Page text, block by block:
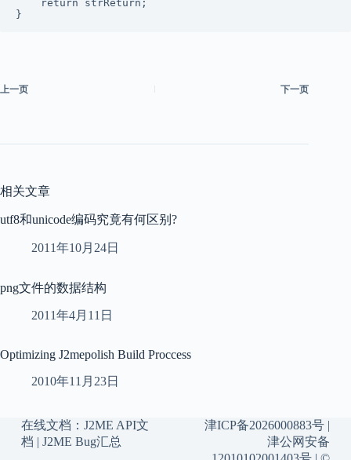
    return strReturn;
}
上一页 下一页
相关文章
utf8和unicode编码究竟有何区别?
2011年10月24日
png文件的数据结构
2011年4月11日
Optimizing J2mepolish Build Proccess
2010年11月23日
在线文档： J2ME API文
档 | J2ME Bug汇总
津ICP备2026000883号 |
津公网安备